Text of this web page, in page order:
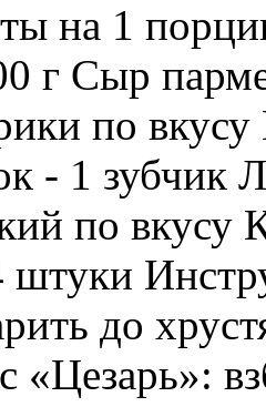
на 1
г Сыр
по
- 1
по вкусу
до
«Цезарь»: